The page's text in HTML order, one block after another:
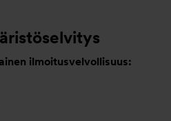
ilmoitusvelvollisuus: